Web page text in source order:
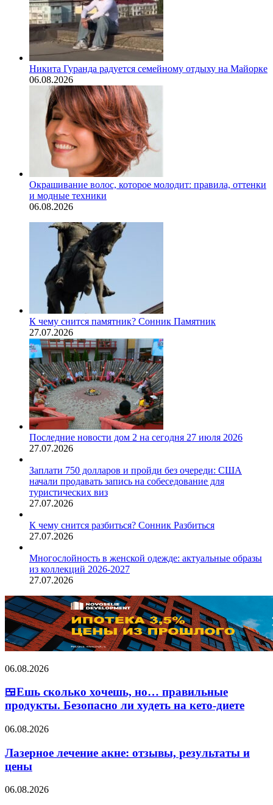
Никита Гуранда радуется семейному отдыху на Майорке
06.08.2026
Окрашивание волос, которое молодит: правила, оттенки
и модные техники
06.08.2026
К чему снится памятник? Сонник Памятник
27.07.2026
Последние новости дом 2 на сегодня 27 июля 2026
27.07.2026
Заплати 750 долларов и пройди без очереди: США
начали продавать запись на собеседование для
туристических виз
27.07.2026
К чему снится разбиться? Сонник Разбиться
27.07.2026
Многослойность в женской одежде: актуальные образы
из коллекций 2026-2027
27.07.2026
🍱
сколько
но…
продукты.
ли
худеть
кето-
06.08.2026
🍱Ешь сколько хочешь, но… правильные
продукты. Безопасно ли худеть на кето-диете
Лазерное
акне:
отзывы,
результаты
цены
06.08.2026
Лазерное лечение акне: отзывы, результаты и
цены
Turkish
06.08.2026